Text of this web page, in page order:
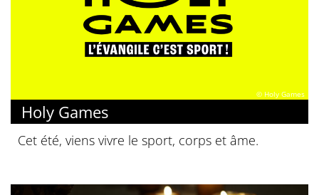
© Holy Games
Holy Games
Cet été, viens vivre le sport, corps et âme.